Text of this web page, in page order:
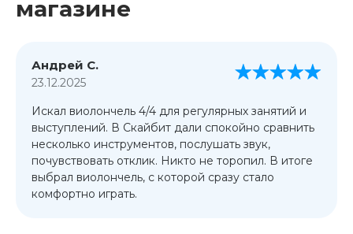
магазине
Андрей С.
23.12.2025
Искал виолончель 4/4 для регулярных занятий и
выступлений. В Скайбит дали спокойно сравнить
несколько инструментов, послушать звук,
почувствовать отклик. Никто не торопил. В итоге
выбрал виолончель, с которой сразу стало
комфортно играть.